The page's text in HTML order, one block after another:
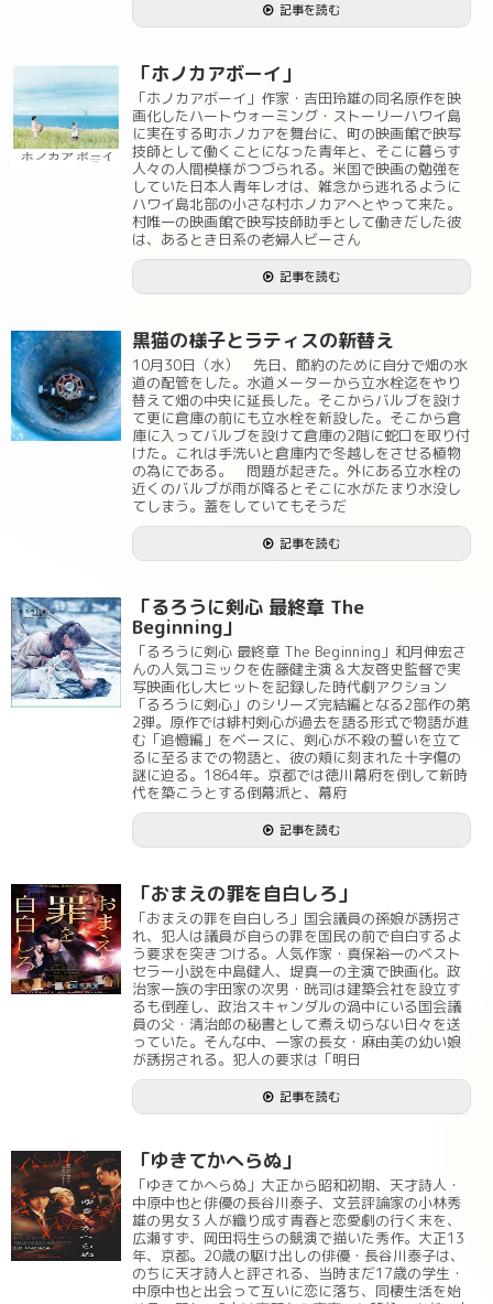
記事を読む
「ホノカアボーイ」
「ホノカアボーイ」作家・吉田玲雄の同名原作を映
画化したハートウォーミング・ストーリーハワイ島
に実在する町ホノカアを舞台に、町の映画館で映写
技師として働くことになった青年と、そこに暮らす
人々の人間模様がつづられる。米国で映画の勉強を
していた日本人青年レオは、雑念から逃れるように
ハワイ島北部の小さな村ホノカアへとやって来た。
村唯一の映画館で映写技師助手として働きだした彼
は、あるとき日系の老婦人ビーさん
記事を読む
黒猫の様子とラティスの新替え
10月30日（水） 先日、節約のために自分で畑の水
道の配管をした。水道メーターから立水栓迄をやり
替えて畑の中央に延長した。そこからバルブを設け
て更に倉庫の前にも立水栓を新設した。そこから倉
庫に入ってバルブを設けて倉庫の2階に蛇口を取り付
けた。これは手洗いと倉庫内で冬越しをさせる植物
の為にである。 問題が起きた。外にある立水栓の
近くのバルブが雨が降るとそこに水がたまり水没し
てしまう。蓋をしていてもそうだ
記事を読む
「るろうに剣心 最終章 The
Beginning」
「るろうに剣心 最終章 The Beginning」和月伸宏さ
んの人気コミックを佐藤健主演＆大友啓史監督で実
写映画化し大ヒットを記録した時代劇アクション
「るろうに剣心」のシリーズ完結編となる2部作の第
2弾。原作では緋村剣心が過去を語る形式で物語が進
む「追憶編」をベースに、剣心が不殺の誓いを立て
るに至るまでの物語と、彼の頬に刻まれた十字傷の
謎に迫る。1864年。京都では徳川幕府を倒して新時
代を築こうとする倒幕派と、幕府
記事を読む
「おまえの罪を自白しろ」
「おまえの罪を自白しろ」国会議員の孫娘が誘拐さ
れ、犯人は議員が自らの罪を国民の前で自白するよ
う要求を突きつける。人気作家・真保裕一のベスト
セラー小説を中島健人、堤真一の主演で映画化。政
治家一族の宇田家の次男・晄司は建築会社を設立す
るも倒産し、政治スキャンダルの渦中にいる国会議
員の父・清治郎の秘書として煮え切らない日々を送
っていた。そんな中、一家の長女・麻由美の幼い娘
が誘拐される。犯人の要求は「明日
記事を読む
「ゆきてかへらぬ」
「ゆきてかへらぬ」大正から昭和初期、天才詩人・
中原中也と俳優の長谷川泰子、文芸評論家の小林秀
雄の男女３人が織り成す青春と恋愛劇の行く末を、
広瀬すず、岡田将生らの競演で描いた秀作。大正13
年、京都。20歳の駆け出しの俳優・長谷川泰子は、
のちに天才詩人と評される、当時まだ17歳の学生・
中原中也と出会って互いに恋に落ち、同棲生活を始